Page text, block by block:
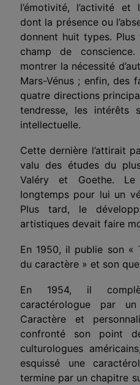
l’émotivité, l’activité
dont la présence ou
donnent huit types.
champ de
montrer la nécessité
Mars-Vénus ; enfin, des
quatre directions
tendresse, les intérêts
intellectuelle.
Cette dernière l’attirait
valu des études du
Valéry et Goethe.
longtemps pour lui un
Plus tard, le
artistiques devait faire
En 1950, il publie son «
du caractère » et son
En 1954, il
caractérologue par
Caractère et
confronté son point
culturologues
esquissé une
termine par un chapitre